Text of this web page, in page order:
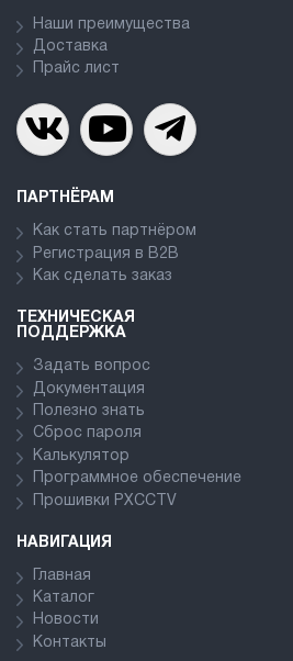
Наши преимущества
Доставка
Прайс лист
ПАРТНЁРАМ
Как стать партнёром
Регистрация в В2В
Как сделать заказ
ТЕХНИЧЕСКАЯ
ПОДДЕРЖКА
Задать вопрос
Документация
Полезно знать
Сброс пароля
Калькулятор
Программное обеспечение
Прошивки PXCCTV
НАВИГАЦИЯ
Главная
Каталог
Новости
Контакты